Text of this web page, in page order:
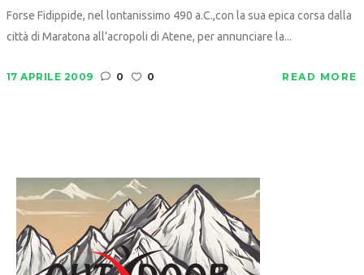
Forse Fidippide, nel lontanissimo 490 a.C.,con la sua epica corsa dalla
città di Maratona all’acropoli di Atene, per annunciare la...
17 APRILE 2009 0 0 READ MORE